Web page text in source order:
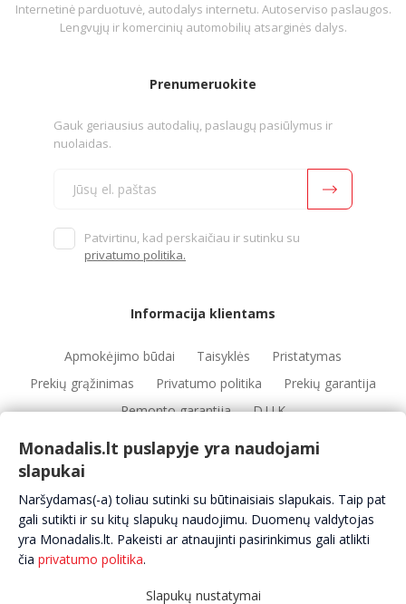
Internetinė parduotuvė, autodalys internetu. Autoserviso paslaugos.
Lengvųjų ir komercinių automobilių atsarginės dalys.
Prenumeruokite
Gauk geriausius autodalių, paslaugų pasiūlymus ir
nuolaidas.
Patvirtinu, kad perskaičiau ir sutinku su
privatumo politika.
Informacija klientams
Apmokėjimo būdai Taisyklės
Pristatymas
Prekių grąžinimas
Privatumo politika
Prekių garantija
Remonto garantija
D.U.K
Automobilių servisai Automobilių dalys
Apie mus
Kontaktai
Monadalis.lt puslapyje yra naudojami
slapukai
Naršydamas(-a) toliau sutinki su būtinaisiais slapukais. Taip pat
gali sutikti ir su kitų slapukų naudojimu. Duomenų valdytojas
yra Monadalis.lt. Pakeisti ar atnaujinti pasirinkimus gali atlikti
čia privatumo politika.
Slapukų nustatymai